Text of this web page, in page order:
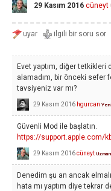
29 Kasım 2016 cüneyt
Evet yaptım, diğer
alamadım, bir önceki sefer
tavsiyeniz var mı?
29 Kasım 2016 hgurcan
Güvenli Mod ile başlatın.
https://support.apple.com/
29 Kasım 2016cüneyt Uzman
Denedim şu an ancak
hata mı yaptım diye tekrar